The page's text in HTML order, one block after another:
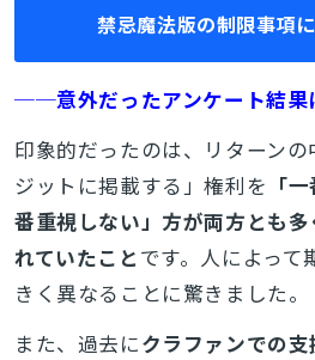
禁忌魔法版の制限事項
──意外だったアンケート結果
印象的だったのは、リターン
ジットに掲載する」権利を 「
番重視しない」方が両方とも
れていたこと です。人によって
きく異なることに驚きました。
また、過去にクラファンでの